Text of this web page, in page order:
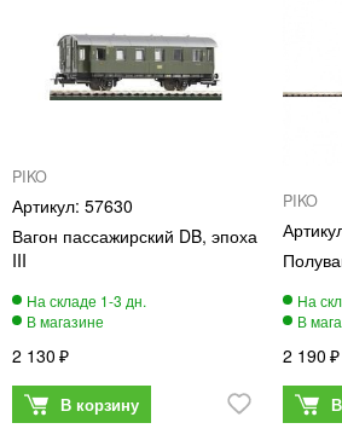
PIKO
57630
Вагон пассажирский DB, эпоха
III
2 130
PIKO
2 190